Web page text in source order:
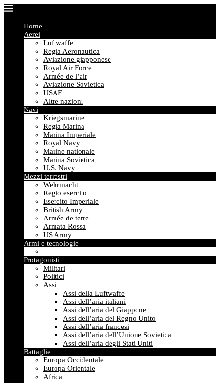
Home
Aerei
Luftwaffe
Regia Aeronautica
Aviazione giapponese
Royal Air Force
Armée de l’air
Aviazione Sovietica
USAF
Altre nazioni
Navi
Kriegsmarine
Regia Marina
Marina Imperiale
Royal Navy
Marine nationale
Marina Sovietica
U.S. Navy
Mezzi terrestri
Wehrmacht
Regio esercito
Esercito Imperiale
British Army
Armée de terre
Armata Rossa
US Army
Armi e tecnologie
Protagonisti
Militari
Politici
Assi
Assi della Luftwaffe
Assi dell’aria italiani
Assi dell’aria del Giappone
Assi dell’aria del Regno Unito
Assi dell’aria francesi
Assi dell’aria dell’Unione Sovietica
Assi dell’aria degli Stati Uniti
Battaglie
Europa Occidentale
Europa Orientale
Africa